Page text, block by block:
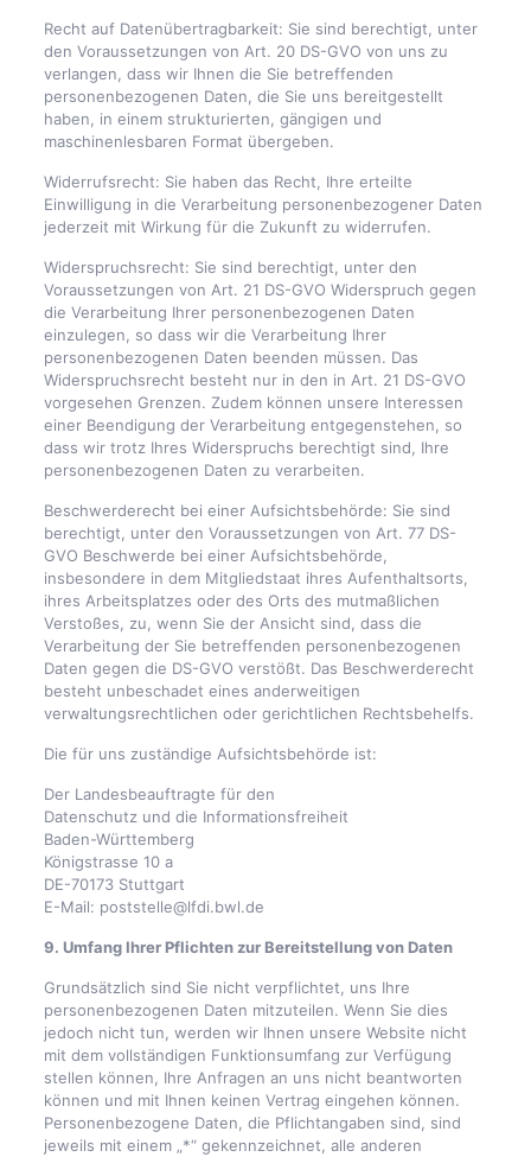
Recht auf Datenübertragbarkeit: Sie sind berechtigt, unter
den Voraussetzungen von Art. 20 DS-GVO von uns zu
verlangen, dass wir Ihnen die Sie betreffenden
personenbezogenen Daten, die Sie uns bereitgestellt
haben, in einem strukturierten, gängigen und
maschinenlesbaren Format übergeben.
Widerrufsrecht: Sie haben das Recht, Ihre erteilte
Einwilligung in die Verarbeitung personenbezogener Daten
jederzeit mit Wirkung für die Zukunft zu widerrufen.
Widerspruchsrecht: Sie sind berechtigt, unter den
Voraussetzungen von Art. 21 DS-GVO Widerspruch gegen
die Verarbeitung Ihrer personenbezogenen Daten
einzulegen, so dass wir die Verarbeitung Ihrer
personenbezogenen Daten beenden müssen. Das
Widerspruchsrecht besteht nur in den in Art. 21 DS-GVO
vorgesehen Grenzen. Zudem können unsere Interessen
einer Beendigung der Verarbeitung entgegenstehen, so
dass wir trotz Ihres Widerspruchs berechtigt sind, Ihre
personenbezogenen Daten zu verarbeiten.
Beschwerderecht bei einer Aufsichtsbehörde: Sie sind
berechtigt, unter den Voraussetzungen von Art. 77 DS-
GVO Beschwerde bei einer Aufsichtsbehörde,
insbesondere in dem Mitgliedstaat ihres Aufenthaltsorts,
ihres Arbeitsplatzes oder des Orts des mutmaßlichen
Verstoßes, zu, wenn Sie der Ansicht sind, dass die
Verarbeitung der Sie betreffenden personenbezogenen
Daten gegen die DS-GVO verstößt. Das Beschwerderecht
besteht unbeschadet eines anderweitigen
verwaltungsrechtlichen oder gerichtlichen Rechtsbehelfs.
Die für uns zuständige Aufsichtsbehörde ist:
Der Landesbeauftragte für den
Datenschutz und die Informationsfreiheit
Baden-Württemberg
Königstrasse 10 a
DE-70173 Stuttgart
E-Mail: poststelle@lfdi.bwl.de
9. Umfang Ihrer Pflichten zur Bereitstellung von Daten
Grundsätzlich sind Sie nicht verpflichtet, uns Ihre
personenbezogenen Daten mitzuteilen. Wenn Sie dies
jedoch nicht tun, werden wir Ihnen unsere Website nicht
mit dem vollständigen Funktionsumfang zur Verfügung
stellen können, Ihre Anfragen an uns nicht beantworten
können und mit Ihnen keinen Vertrag eingehen können.
Personenbezogene Daten, die Pflichtangaben sind, sind
jeweils mit einem „*“ gekennzeichnet, alle anderen